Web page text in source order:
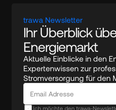
trawa Newsletter
Ihr Überblick
Energiemarkt
Aktuelle Einblicke in den
Expertenwissen zur
Stromversorgung für den
Ich möchte den trawa-